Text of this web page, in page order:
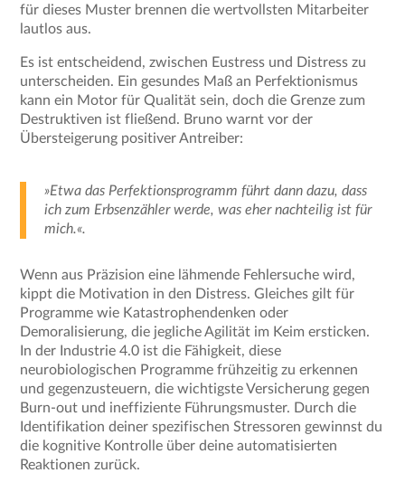
für dieses Muster brennen die wertvollsten Mitarbeiter
lautlos aus.
Es ist entscheidend, zwischen Eustress und Distress zu
unterscheiden. Ein gesundes Maß an Perfektionismus
kann ein Motor für Qualität sein, doch die Grenze zum
Destruktiven ist fließend. Bruno warnt vor der
Übersteigerung positiver Antreiber:
»Etwa das Perfektionsprogramm führt dann dazu, dass
ich zum Erbsenzähler werde, was eher nachteilig ist für
mich.«.
Wenn aus Präzision eine lähmende Fehlersuche wird,
kippt die Motivation in den Distress. Gleiches gilt für
Programme wie Katastrophendenken oder
Demoralisierung, die jegliche Agilität im Keim ersticken.
In der Industrie 4.0 ist die Fähigkeit, diese
neurobiologischen Programme frühzeitig zu erkennen
und gegenzusteuern, die wichtigste Versicherung gegen
Burn-out und ineffiziente Führungsmuster. Durch die
Identifikation deiner spezifischen Stressoren gewinnst du
die kognitive Kontrolle über deine automatisierten
Reaktionen zurück.